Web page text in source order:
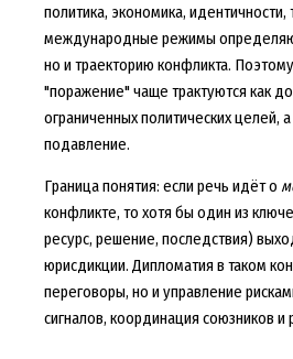
политика, экономика, идентичности,
международные режимы
но и траекторию конфликта.
"поражение" чаще трактуются как
ограниченных политических целей,
подавление.
Граница понятия: если речь идёт о
конфликте, то хотя бы один из
ресурс, решение, последствия)
юрисдикции. Дипломатия в таком
переговоры, но и управление
сигналов, координация союзников и